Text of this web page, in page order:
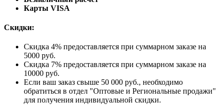
Карты VISA
Скидки:
Скидка 4% предоставляется при суммарном заказе на
5000 руб.
Скидка 7% предоставляется при суммарном заказе на
10000 руб.
Если ваш заказ свыше 50 000 руб., необходимо
обратиться в отдел "Оптовые и Региональные продажи"
для получения индивидуальной скидки.